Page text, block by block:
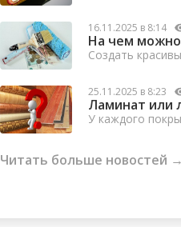
16.11.2025 в 8:14
На чем
Создать
25.11.2025 в 8:23
Ламинат или
У каждого
Читать больше новостей →